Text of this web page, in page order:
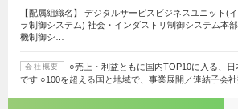
【配属組織名】 デジタルサービスビジネスユニット(
ラ制御システム) 社会・インダストリ制御システム
機制御シ…
会社概要
○売上・利益ともに国内TOP10に入る、
です ○100を超える国と地域で、事業展開／連結子会